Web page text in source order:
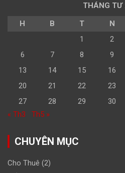
THÁNG TƯ
H
B T N
1
2
6
7 8 9
13
14 15 16
20
21 22 23
27
28 29
30
« Th3
Th5 »
CHUYÊN MỤC
Cho Thuê (2)